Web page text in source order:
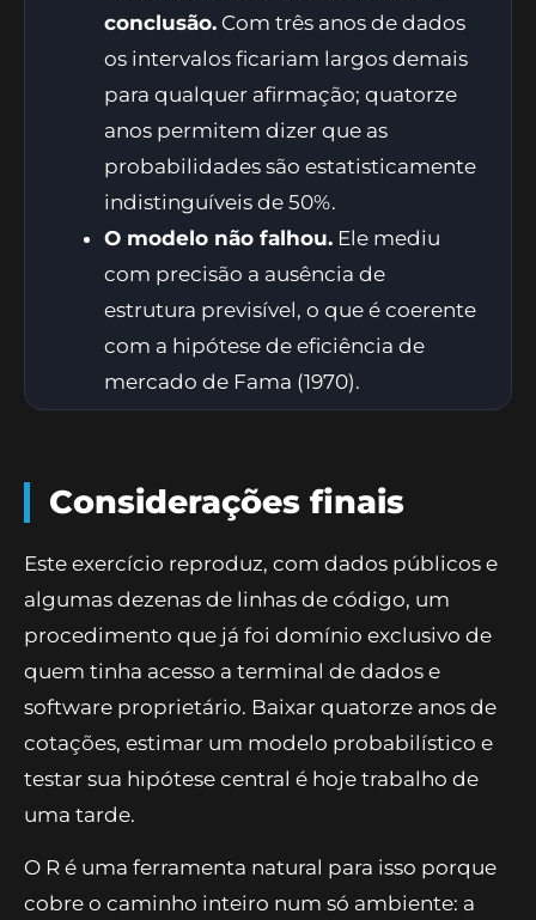
conclusão. Com três anos de dados
os intervalos ficariam largos demais
para qualquer afirmação; quatorze
anos permitem dizer que as
probabilidades são estatisticamente
indistinguíveis de 50%.
O modelo não falhou. Ele mediu
com precisão a ausência de
estrutura previsível, o que é coerente
com a hipótese de eficiência de
mercado de Fama (1970).
Considerações finais
Este exercício reproduz, com dados públicos e
algumas dezenas de linhas de código, um
procedimento que já foi domínio exclusivo de
quem tinha acesso a terminal de dados e
software proprietário. Baixar quatorze anos de
cotações, estimar um modelo probabilístico e
testar sua hipótese central é hoje trabalho de
uma tarde.
O R é uma ferramenta natural para isso porque
cobre o caminho inteiro num só ambiente: a